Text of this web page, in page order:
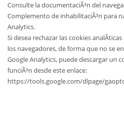
Consulte la documentaciÃ³n del
Complemento de inhabilitaciÃ³n para
Analytics.
Si desea rechazar las cookies
los navegadores, de forma que no se
Google Analytics, puede descargar un
funciÃ³n desde este enlace:
https://tools.google.com/dlpage/